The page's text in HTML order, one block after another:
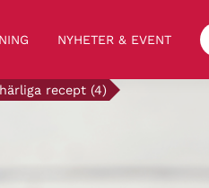
NYHETER & EVENT
recept (4)